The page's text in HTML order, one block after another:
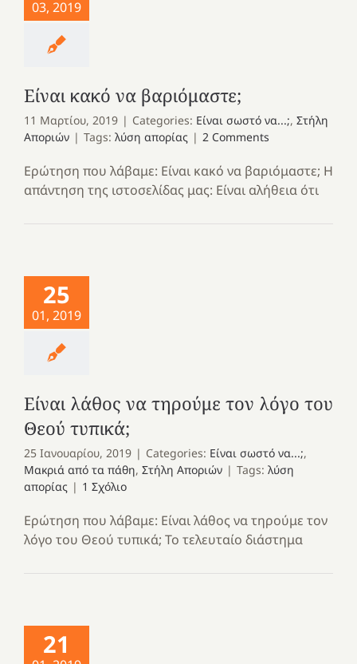
03, 2019
Είναι κακό να βαριόμαστε;
11 Μαρτίου, 2019 | Categories: Είναι σωστό να...;, Στήλη
Αποριών | Tags: λύση απορίας | 2 Comments
Ερώτηση που λάβαμε: Είναι κακό να βαριόμαστε; Η
απάντηση της ιστοσελίδας μας: Είναι αλήθεια ότι
25
01, 2019
Είναι λάθος να τηρούμε τον λόγο του
Θεού τυπικά;
25 Ιανουαρίου, 2019 | Categories: Είναι σωστό να...;,
Μακριά από τα πάθη, Στήλη Αποριών | Tags: λύση
απορίας | 1 Σχόλιο
Ερώτηση που λάβαμε: Είναι λάθος να τηρούμε τον
λόγο του Θεού τυπικά; Το τελευταίο διάστημα
21